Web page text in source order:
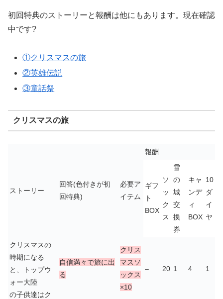
初回特典のストーリーと報酬は他にもあります。現在確認
中です?
①クリスマスの旅
②英雄伝説
③童話祭
クリスマスの旅
ストーリー
回答(色付きが初
回特典)
必要ア
イテム
報酬
ギフ
ト
BOX
ソ
ッ
ク
ス
雪
の
城
交
換
券
キャ
ンデ
ィ
BOX
10
ダ
イ
ヤ
クリスマスの
時期になる
と、トップウ
ォー大陸
の子供達はク
自信満々で旅に出
る
クリス
マスソ
ックス
×10
– 20 1 4 1